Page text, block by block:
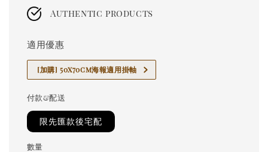
Authentic products
適用優惠
[加購] 50x70cm海報適用掛軸
付款&配送
限先匯款後宅配
數量